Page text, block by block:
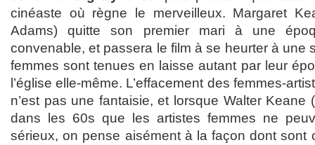
cinéaste où règne le merveilleux. Margaret
Adams) quitte son premier mari à une
convenable, et passera le film à se heurter à une
femmes sont tenues en laisse autant par leur
l’église elle-même. L’effacement des femmes-
n’est pas une fantaisie, et lorsque Walter Keane
dans les 60s que les artistes femmes ne
sérieux, on pense aisément à la façon dont sont